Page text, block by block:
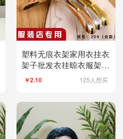
塑料无痕衣架家用衣挂衣
架子批发衣挂晾衣服架防
滑服装店衣架衣挂
￥2.10 125人想买